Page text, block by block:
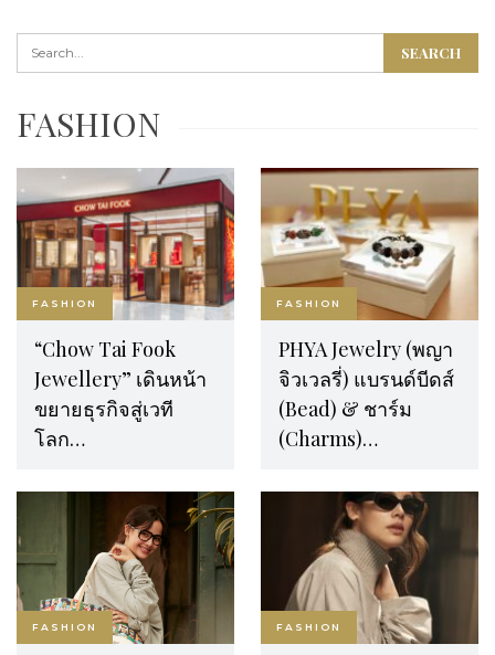
FASHION
FASHION
“Chow Tai Fook
Jewellery” เดินหน้า
ขยายธุรกิจสู่เวที
โลก…
FASHION
PHYA Jewelry (พญา
จิวเวลรี่) แบรนด์บีดส์
(Bead) & ชาร์ม
(Charms)…
FASHION FASHION